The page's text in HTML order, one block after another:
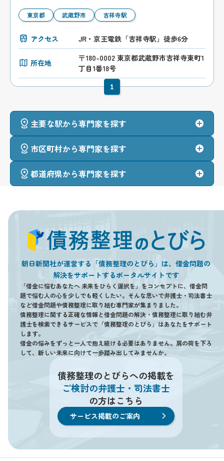
東京都 武蔵野市 吉祥寺駅
アクセス JR・京王電鉄「吉祥寺駅」徒歩6分
所在地
〒180-0002 東京都武蔵野市吉祥寺東町1
丁目1番18号
1
主要な駅から専門家を探す
市区町村から専門家を探す
都道府県から専門家を探す
朝日新聞社が運営する「債務整理のとびら」は、借金問題の
解決をサポートするポータルサイトです
「借金に悩むあなたへ 未来をひらく選択を」をコンセプトに、借金問
題で悩む人の心を少しでも軽くしたい。そんな思いで弁護士・司法書士
など借金問題や債務整理に取り組む専門家が集まりました。
債務整理に関する正確な情報と借金問題の解決・債務整理に取り組む弁
護士を検索できるサービスで「債務整理のとびら」はあなたをサポート
します。
借金の悩みをずっと一人で抱え続ける必要はありません。肩の荷を下ろ
して、新しい未来に向けて一歩踏み出してみませんか。
債務整理のとびらへの掲載を
ご検討の弁護士・司法書士
の方はこちら
サービス掲載のご案内